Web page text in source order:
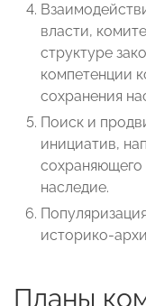
власти,
структуре
компетенции
сохранения
Поиск и
инициатив,
сохраняющего
наследие.
историко-
Планы